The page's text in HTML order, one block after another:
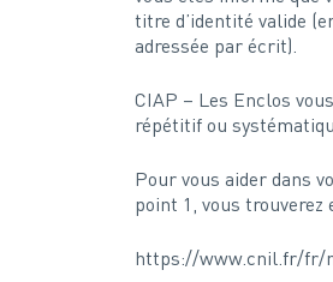
titre d’identité valide
adressée par écrit).
CIAP – Les Enclos
répétitif ou
Pour vous aider dans
point 1, vous
https://www.cnil.fr/fr/